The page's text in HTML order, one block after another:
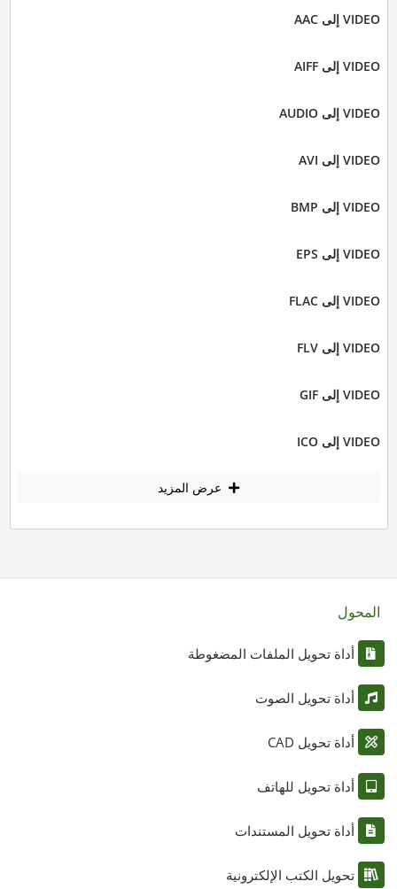
VIDEO إلى AAC
VIDEO إلى AIFF
VIDEO إلى AUDIO
VIDEO إلى AVI
VIDEO إلى BMP
VIDEO إلى EPS
VIDEO إلى FLAC
VIDEO إلى FLV
VIDEO إلى GIF
VIDEO إلى ICO
عرض المزيد
المحول
أداة تحويل الملفات المضغوطة
أداة تحويل الصوت
أداة تحويل CAD
أداة تحويل للهاتف
أداة تحويل المستندات
تحويل الكتب الإلكترونية